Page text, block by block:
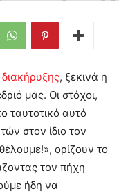
διακήρυξης, ξεκινά η
μας. Οι στόχοι,
ταυτοτικό αυτό
στον ίδιο τον
ορίζουν το
τον πήχη
ήδη να